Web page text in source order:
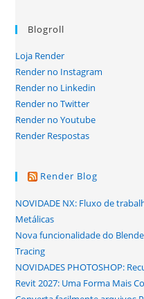
Blogroll
Loja Render
Render no Instagram
Render no Linkedin
Render no Twitter
Render no Youtube
Render Respostas
Render Blog
NOVIDADE NX: Fluxo de
Metálicas
Nova funcionalidade do
Tracing
NOVIDADES PHOTOSHOP:
Revit 2027: Uma Forma Mais